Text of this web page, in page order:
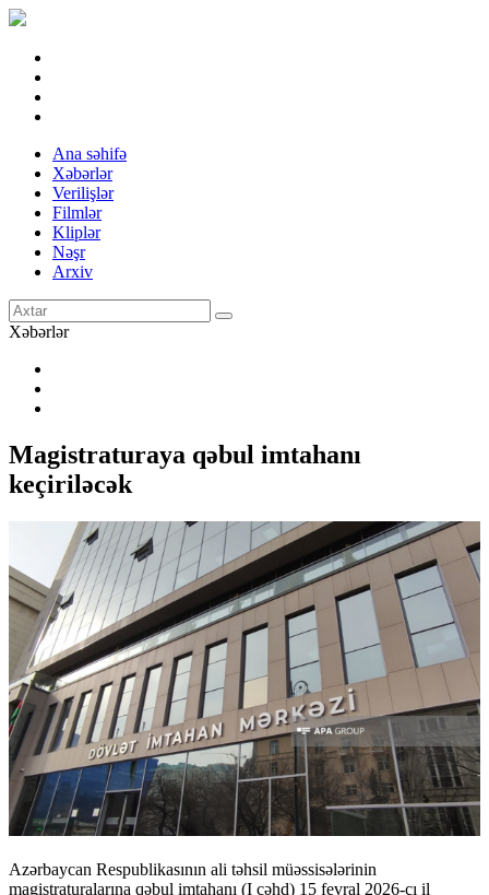
Ana səhifə
Xəbərlər
Verilişlər
Filmlər
Kliplər
Nəşr
Arxiv
Xəbərlər
Magistraturaya qəbul imtahanı
keçiriləcək
Azərbaycan Respublikasının ali təhsil müəssisələrinin
magistraturalarına qəbul imtahanı (I cəhd) 15 fevral 2026-cı il